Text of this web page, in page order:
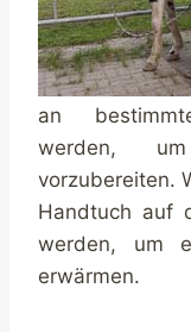
an
werden,
vorzubereiten.
Handtuch auf
werden, um
erwärmen.